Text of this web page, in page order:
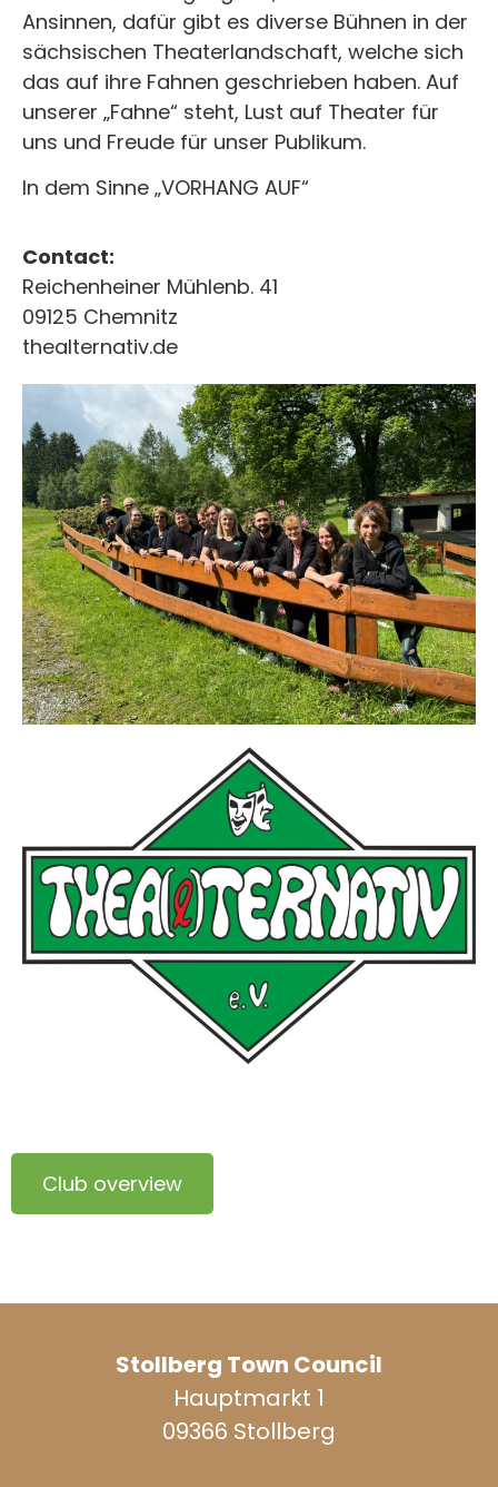
Ansinnen, dafür gibt es diverse Bühnen in der
sächsischen Theaterlandschaft, welche sich
das auf ihre Fahnen geschrieben haben. Auf
unserer „Fahne“ steht, Lust auf Theater für
uns und Freude für unser Publikum.
In dem Sinne „VORHANG AUF“
Contact:
Reichenheiner Mühlenb. 41
09125 Chemnitz
thealternativ.de
Club overview
Stollberg Town Council
Hauptmarkt 1
09366 Stollberg